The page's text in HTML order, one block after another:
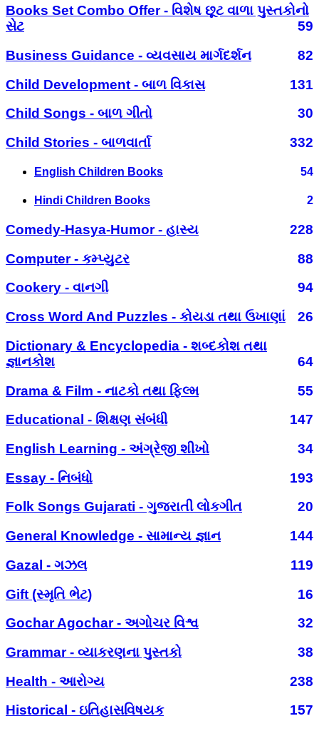
Books Set Combo Offer - વિશેષ છૂટ વાળા પુસ્તકોનો
સેટ
59
Business Guidance - વ્યવસાય માર્ગદર્શન
82
Child Development - બાળ વિકાસ
131
Child Songs - બાળ ગીતો
30
Child Stories - બાળવાર્તા
332
English Children Books 54
Hindi Children Books 2
Comedy-Hasya-Humor - હાસ્ય
228
Computer - કમ્પ્યુટર
88
Cookery - વાનગી
94
Cross Word And Puzzles - કોયડા તથા ઉખાણાં
26
Dictionary & Encyclopedia - શબ્દકોશ તથા
જ્ઞાનકોશ
64
Drama & Film - નાટકો તથા ફિલ્મ
55
Educational - શિક્ષણ સંબંધી
147
English Learning - અંગ્રેજી શીખો
34
Essay - નિબંધો
193
Folk Songs Gujarati - ગુજરાતી લોકગીત
20
General Knowledge - સામાન્ય જ્ઞાન
144
Gazal - ગઝલ
119
Gift (સ્મૃતિ ભેટ)
16
Gochar Agochar - અગોચર વિશ્વ
32
Grammar - વ્યાકરણના પુસ્તકો
38
Health - આરોગ્ય
238
Historical - ઇતિહાસવિષયક
157